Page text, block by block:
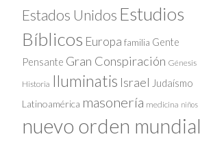
Estados Unidos Estudios
Bíblicos Europa familia Gente
Pensante Gran Conspiración Génesis
Historia Iluminatis Israel Judaísmo
Latinoamérica masonería medicina niños
nuevo orden mundial